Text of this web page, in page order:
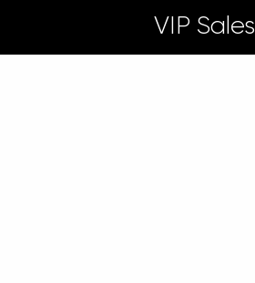
VIP Sales